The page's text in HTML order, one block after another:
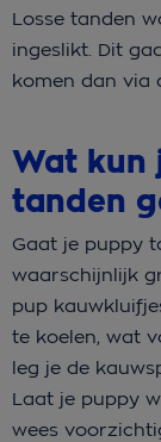
Losse tanden
ingeslikt. Dit
komen dan via
Wat kun
tanden
Gaat je puppy
waarschijnlijk
pup
te koelen, wat
leg je de
Laat je puppy
wees